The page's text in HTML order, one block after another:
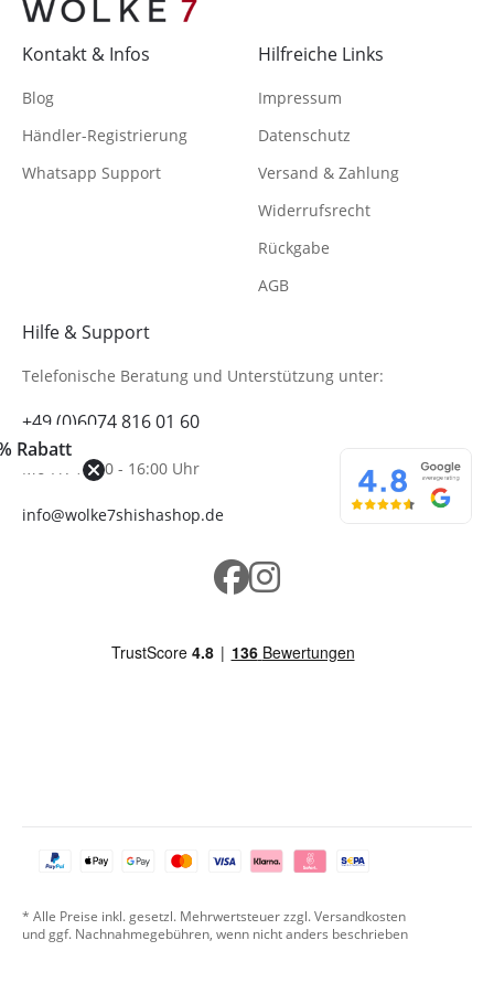
Rabatt
Hilfe & Support
Telefonische Beratung und Unterstützung unter:
+49 (0)6074 816 01 60
Mo-Fr. 10:00 - 16:00 Uhr
info@wolke7shishashop.de
Kontakt & Infos
Blog
Händler-Registrierung
Whatsapp Support
Hilfreiche Links
Impressum
Datenschutz
Versand & Zahlung
Widerrufsrecht
Rückgabe
AGB
* Alle Preise inkl. gesetzl. Mehrwertsteuer zzgl. Versandkosten
und ggf. Nachnahmegebühren, wenn nicht anders beschrieben